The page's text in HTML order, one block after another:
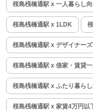
桜島桟橋通駅 x 一人暮らし
桜島桟橋通駅 x 1LDK
桜島桟橋通駅 x デザイナーズ
桜島桟橋通駅 x 借家・賃貸
桜島桟橋通駅 x ふたり暮ら
桜島桟橋通駅 x 家賃4万円以